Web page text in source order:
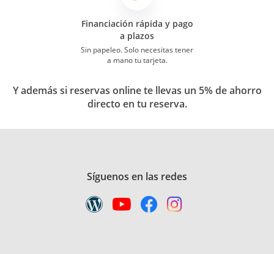
Financiación rápida y pago
a plazos
Sin papeleo. Solo necesitas tener
a mano tu tarjeta.
Y además si reservas online te llevas un 5% de ahorro
directo en tu reserva.
Síguenos en las redes